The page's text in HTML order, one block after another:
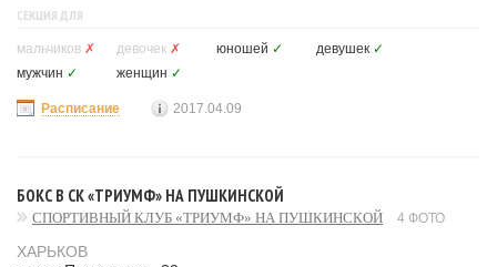
СЕКЦИЯ ДЛЯ
мальчиков ✗ девочек ✗ юношей ✓ девушек ✓
мужчин ✓ женщин ✓
Расписание 2017.04.09
БОКС В СК «ТРИУМФ» НА ПУШКИНСКОЙ
СПОРТИВНЫЙ КЛУБ «ТРИУМФ» НА ПУШКИНСКОЙ 4 ФОТО
ХАРЬКОВ